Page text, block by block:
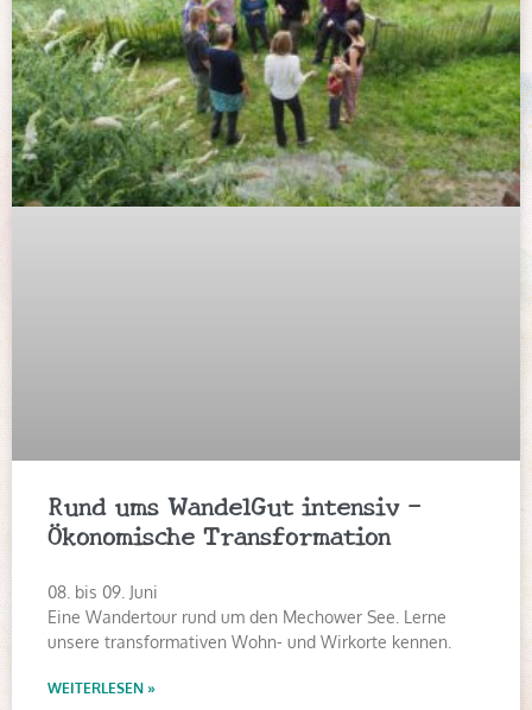
Rund ums WandelGut intensiv –
Ökonomische Transformation
08. bis 09. Juni
Eine Wandertour rund um den Mechower See. Lerne
unsere transformativen Wohn- und Wirkorte kennen.
WEITERLESEN »